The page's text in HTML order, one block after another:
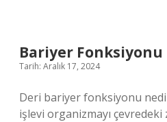
Bariyer
Tarih: Aralık 17, 2024
Deri bariyer fonksiyonu
işlevi organizmayı çevredeki